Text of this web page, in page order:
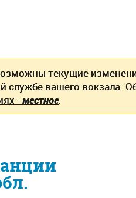
текущие
службе вашего вокзала.
-местное.